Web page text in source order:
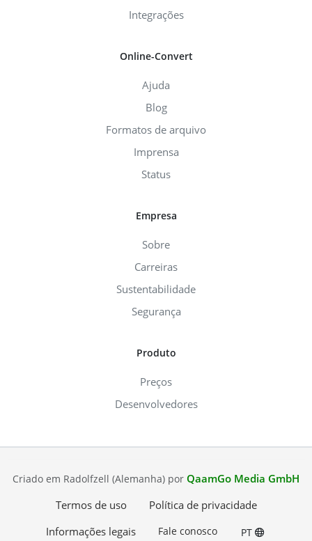
Integrações
Online-Convert
Ajuda
Blog
Formatos de arquivo
Imprensa
Status
Empresa
Sobre
Carreiras
Sustentabilidade
Segurança
Produto
Preços
Desenvolvedores
Criado em Radolfzell (Alemanha) por QaamGo Media GmbH
Termos de uso
Política de privacidade
Informações legais
Fale conosco PT